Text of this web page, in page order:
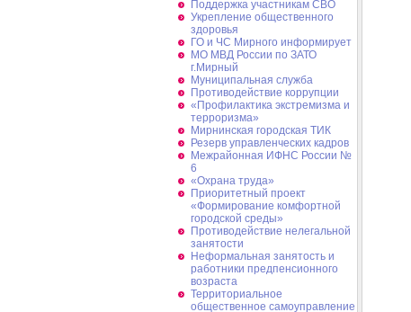
Поддержка участникам СВО
Укрепление общественного
здоровья
ГО и ЧС Мирного информирует
МО МВД России по ЗАТО
г.Мирный
Муниципальная cлужба
Противодействие коррупции
«Профилактика экстремизма и
терроризма»
Мирнинская городская ТИК
Резерв управленческих кадров
Межрайонная ИФНС России №
6
«Охрана труда»
Приоритетный проект
«Формирование комфортной
городской среды»
Противодействие нелегальной
занятости
Неформальная занятость и
работники предпенсионного
возраста
Территориальное
общественное самоуправление